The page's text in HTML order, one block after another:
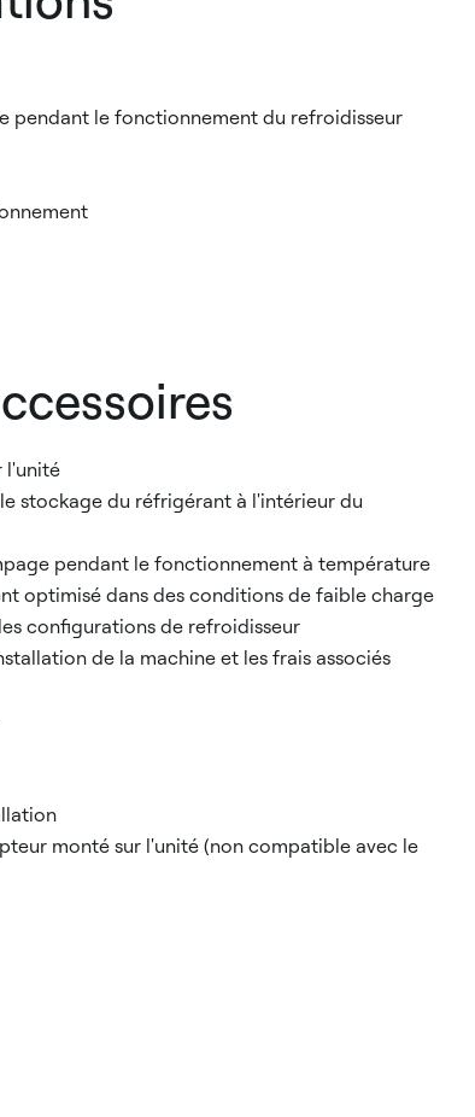
pendant le fonctionnement du refroidisseur
l'unité
stockage du réfrigérant à l'intérieur du
pendant le fonctionnement à température
optimisé dans des conditions de faible charge
configurations de refroidisseur
de la machine et les frais associés
monté sur l'unité (non compatible avec le